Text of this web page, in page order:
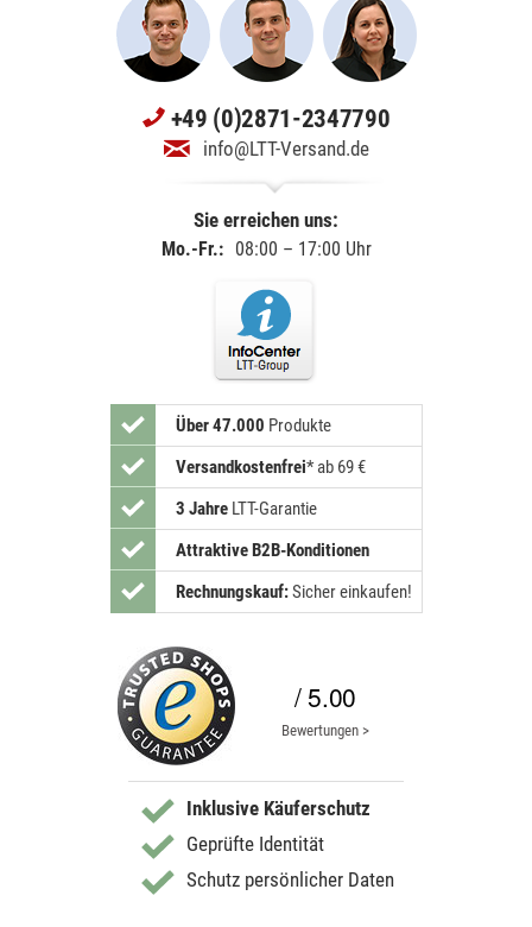
+49 (0)2871-2347790
info@LTT-Versand.de
Sie erreichen uns:
Mo.-Fr.: 08:00 – 17:00 Uhr
Über 47.000 Produkte
Versandkostenfrei* ab 69 €
3 JahreLTT-Garantie
Attraktive B2B-Konditionen
Rechnungskauf:Sicher einkaufen!
/ 5.00
Bewertungen >
Inklusive Käuferschutz
Geprüfte Identität
Schutz persönlicher Daten